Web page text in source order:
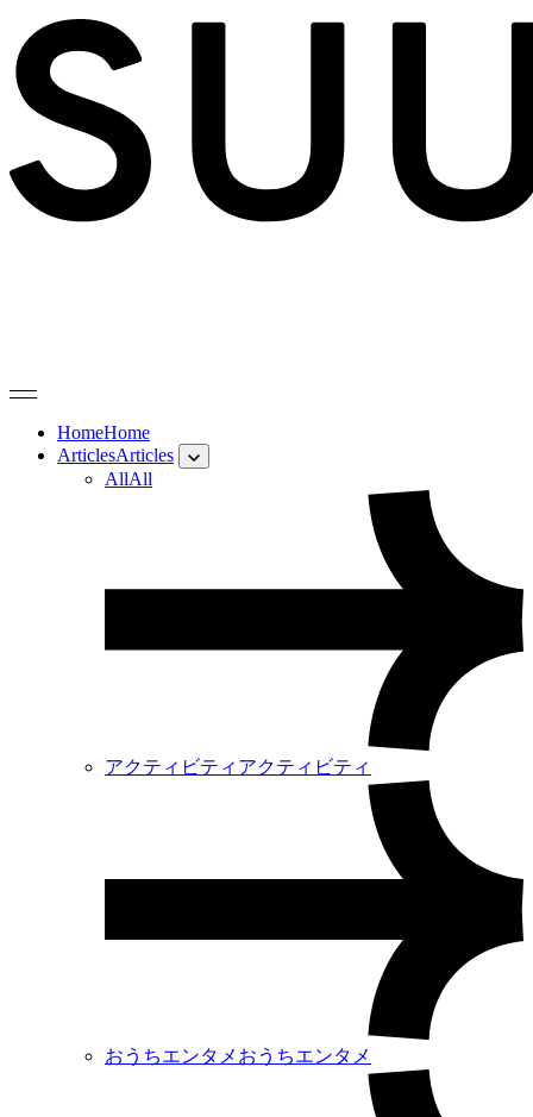
HomeHome
ArticlesArticles
AllAll
アクティビティ アクティビティ
おうちエンタメ おうちエンタメ